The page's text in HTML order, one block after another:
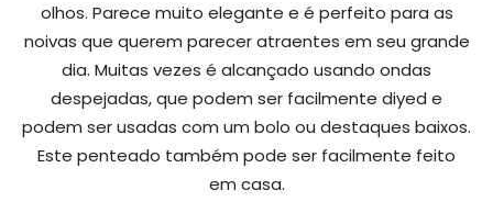
olhos. Parece muito elegante e é perfeito para as
noivas que querem parecer atraentes em seu grande
dia. Muitas vezes é alcançado usando ondas
despejadas, que podem ser facilmente diyed e
podem ser usadas com um bolo ou destaques baixos.
Este penteado também pode ser facilmente feito
em casa.